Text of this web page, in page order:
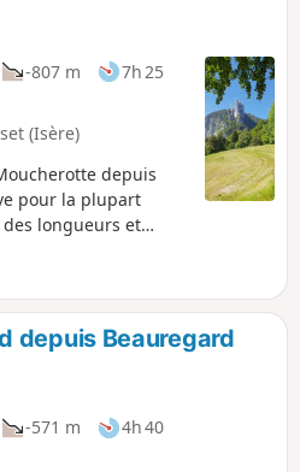
-807 m
7h 25
(Isère)
depuis
pour la plupart
longueurs et
Pariset pour monter
par le
découvrir en
ignoré. Il
trajet dès la
tunnel, ou à la
depuis Beauregard
-571 m
4h 40